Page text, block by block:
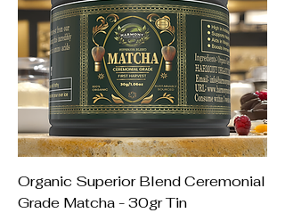
Organic Superior Blend Ceremonial
Grade Matcha - 30gr Tin